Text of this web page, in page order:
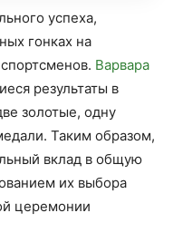
успеха,
гонках на
Варвара
результаты в
золотые, одну
Таким образом,
вклад в общую
их выбора
церемонии